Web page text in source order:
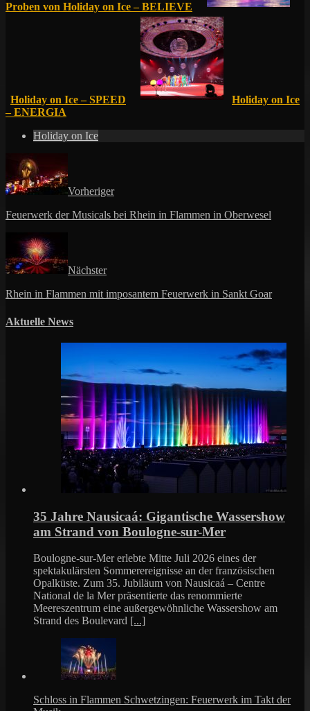
Proben von Holiday on Ice – BELIEVE
Holiday on Ice – SPEED
Holiday on Ice
– ENERGIA
Holiday on Ice
Vorheriger
Feuerwerk der Musicals bei Rhein in Flammen in Oberwesel
Nächster
Rhein in Flammen mit imposantem Feuerwerk in Sankt Goar
Aktuelle News
35 Jahre Nausicaá: Gigantische Wassershow
am Strand von Boulogne-sur-Mer
Boulogne-sur-Mer erlebte Mitte Juli 2026 eines der
spektakulärsten Sommerereignisse an der französischen
Opalküste. Zum 35. Jubiläum von Nausicaá – Centre
National de la Mer präsentierte das renommierte
Meereszentrum eine außergewöhnliche Wassershow am
Strand des Boulevard [...]
Schloss in Flammen Schwetzingen: Feuerwerk im Takt der